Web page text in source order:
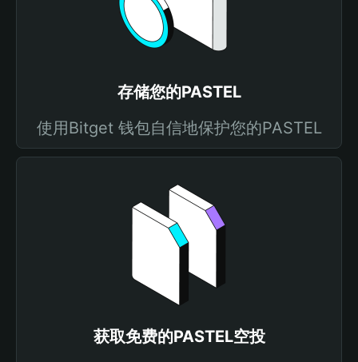
存储您的PASTEL
使用Bitget 钱包自信地保护您的PASTEL
获取免费的PASTEL空投